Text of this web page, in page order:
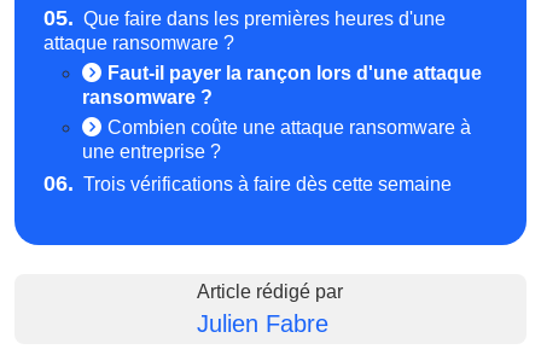
05. Que faire dans les premières heures d'une
attaque ransomware ?
Faut-il payer la rançon lors d'une attaque
ransomware ?
Combien coûte une attaque ransomware à
une entreprise ?
06. Trois vérifications à faire dès cette semaine
Article rédigé par
Julien Fabre